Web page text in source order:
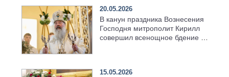
20.05.2026
В канун праздника Вознесения
Господня митрополит Кирилл
совершил всенощное бдение в
15.05.2026